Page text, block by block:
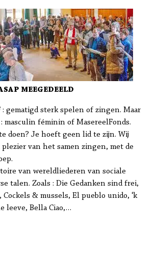
MEEGEDEELD
gematigd sterk spelen of zingen. Maar
masculin féminin of MasereelFonds.
doen? Je hoeft geen lid te zijn. Wij
van het samen zingen, met de
van wereldliederen van sociale
talen. Zoals : Die Gedanken sind frei,
& mussels, El pueblo unido, ‘k
leeve, Bella Ciao,…